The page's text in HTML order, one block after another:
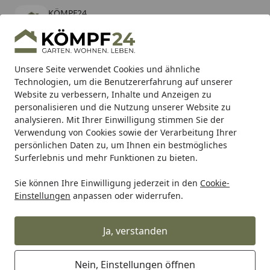
Unsere Seite verwendet Cookies und ähnliche
Technologien, um die Benutzererfahrung auf unserer
Website zu verbessern, Inhalte und Anzeigen zu
personalisieren und die Nutzung unserer Website zu
analysieren. Mit Ihrer Einwilligung stimmen Sie der
Verwendung von Cookies sowie der Verarbeitung Ihrer
persönlichen Daten zu, um Ihnen ein bestmögliches
Surferlebnis und mehr Funktionen zu bieten.
Sie können Ihre Einwilligung jederzeit in den Cookie-
Einstellungen anpassen oder widerrufen.
Ja, verstanden
Nein, Einstellungen öffnen
KÖMPF24
kostenlos - Im App Store
Hotline
Alle Produkte
Mein Konto
Suchen
Karibu Pools inkl. gratis Sandfilteranlage & Pool-
Starterset (Gesamtwert bis 468,99€)
Startseite
TRW Trw Bremsbeläge TRW Bremsbelag MCB 549 mit
TRW Bremsbelag MCB 549 mit